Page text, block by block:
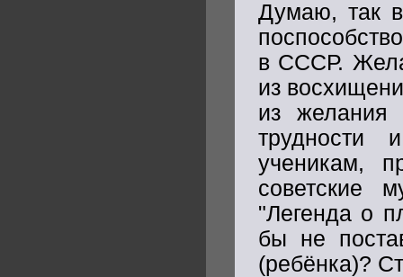
Думаю, так
в СССР.
из
из желания
трудности
ученикам,
советские
"Легенда о
бы не
(ребёнка)?